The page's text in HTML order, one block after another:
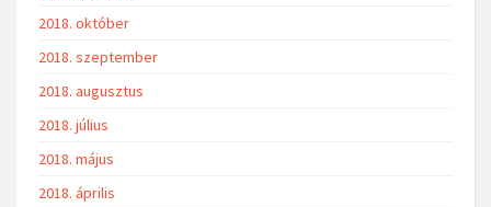
2018. október
2018. szeptember
2018. augusztus
2018. július
2018. május
2018. április